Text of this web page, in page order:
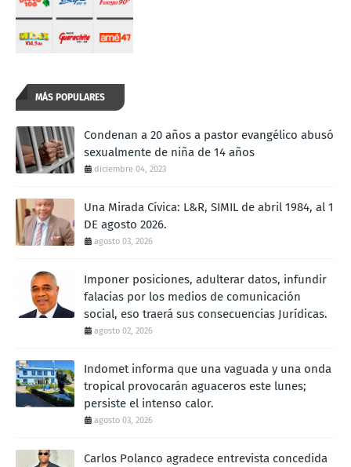
MÁS POPULARES
Condenan a 20 años a pastor evangélico abusó
sexualmente de niña de 14 años
diciembre 04, 2023
Una Mirada Cívica: L&R, SIMIL de abril 1984, al 1
DE agosto 2026.
agosto 03, 2026
Imponer posiciones, adulterar datos, infundir
falacias por los medios de comunicación
social, eso traerá sus consecuencias Jurídicas.
agosto 02, 2026
Indomet informa que una vaguada y una onda
tropical provocarán aguaceros este lunes;
persiste el intenso calor.
agosto 03, 2026
Carlos Polanco agradece entrevista concedida